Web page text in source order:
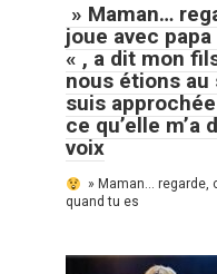
» Maman…
joue avec
« , a dit mon
nous étions au
suis
ce qu’elle m’a
voix
» Maman… regarde,
quand tu es